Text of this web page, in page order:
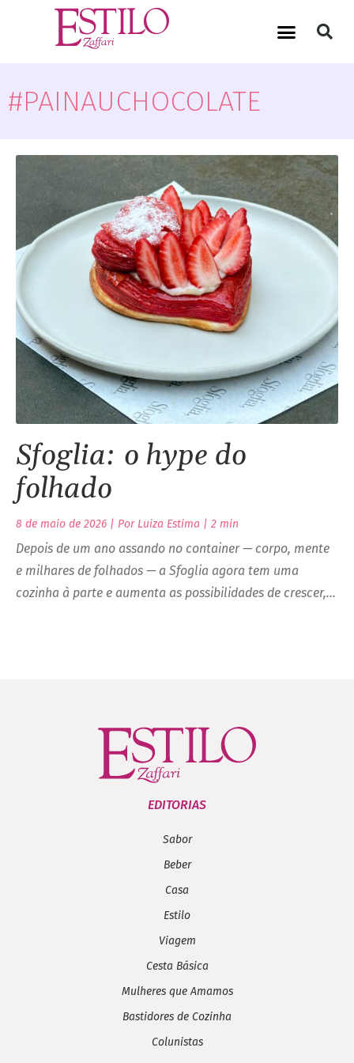
#PAINAUCHOCOLATE
Sfoglia: o hype do
folhado
8 de maio de 2026 | Por Luiza Estima | 2 min
Depois de um ano assando no container — corpo, mente
e milhares de folhados — a Sfoglia agora tem uma
cozinha à parte e aumenta as possibilidades de crescer,…
EDITORIAS
Sabor
Beber
Casa
Estilo
Viagem
Cesta Básica
Mulheres que Amamos
Bastidores de Cozinha
Colunistas